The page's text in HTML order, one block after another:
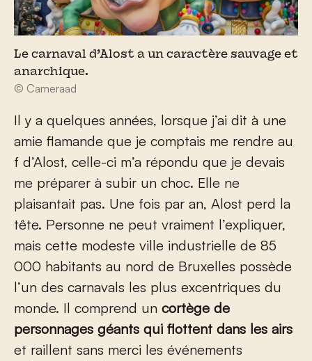
Le carnaval d’Alost a un caractère sauvage et
anarchique.
© Cameraad
Il y a quelques années, lorsque j’ai dit à une
amie flamande que je comptais me rendre au
f d’Alost, celle-ci m’a répondu que je devais
me préparer à subir un choc. Elle ne
plaisantait pas. Une fois par an, Alost perd la
tête. Personne ne peut vraiment l’expliquer,
mais cette modeste ville industrielle de 85
000 habitants au nord de Bruxelles possède
l’un des carnavals les plus excentriques du
monde. Il comprend un cortège de
personnages géants qui flottent dans les airs
et raillent sans merci les événements